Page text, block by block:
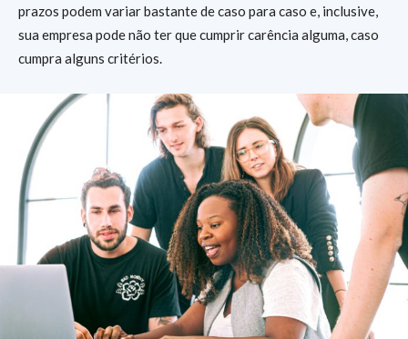
prazos podem variar bastante de caso para caso e, inclusive,
sua empresa pode não ter que cumprir carência alguma, caso
cumpra alguns critérios.